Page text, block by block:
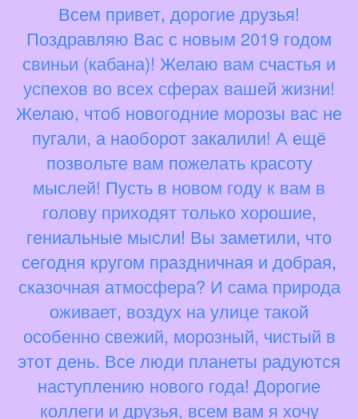
Всем привет, дорогие друзья!
Поздравляю Вас с новым 2019 годом
свиньи (кабана)! Желаю вам счастья и
успехов во всех сферах вашей жизни!
Желаю, чтоб новогодние морозы вас не
пугали, а наоборот закалили! А ещё
позвольте вам пожелать красоту
мыслей! Пусть в новом году к вам в
голову приходят только хорошие,
гениальные мысли! Вы заметили, что
сегодня кругом праздничная и добрая,
сказочная атмосфера? И сама природа
оживает, воздух на улице такой
особенно свежий, морозный, чистый в
этот день. Все люди планеты радуются
наступлению нового года! Дорогие
коллеги и друзья, всем вам я хочу